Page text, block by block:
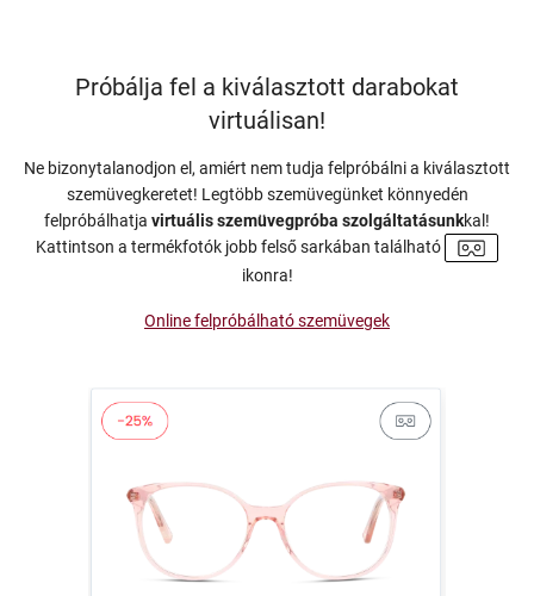
Próbálja fel a kiválasztott darabokat
virtuálisan!
Ne bizonytalanodjon el, amiért nem tudja felpróbálni a kiválasztott
szemüvegkeretet! Legtöbb szemüvegünket könnyedén
felpróbálhatja virtuális szemüvegpróba szolgáltatásunkkal!
Kattintson a termékfotók jobb felső sarkában található
ikonra!
Online felpróbálható szemüvegek